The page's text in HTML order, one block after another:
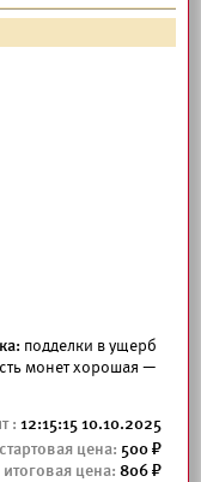
подделки в ущерб
монет хорошая —
12:15:15 10.10.2025
500
806